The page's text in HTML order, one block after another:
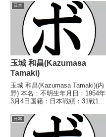
日本
玉城 和昌(Kazumasa
Tamaki)
玉城 和昌(Kazumasa Tamaki)(内
野) 本名：不明生年月日：1954年
3月4日国籍：日本戦績：31戦18
第28代日本フライ級王座 【戦
歴】1975/03/02 ●4R判定 (採点
不明) 山...
日本